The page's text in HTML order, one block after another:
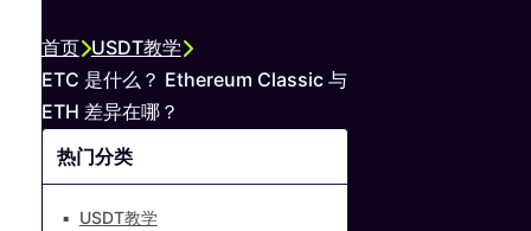
首页 USDT教学
ETC 是什么？ Ethereum Classic 与
ETH 差异在哪？
热门分类
USDT教学